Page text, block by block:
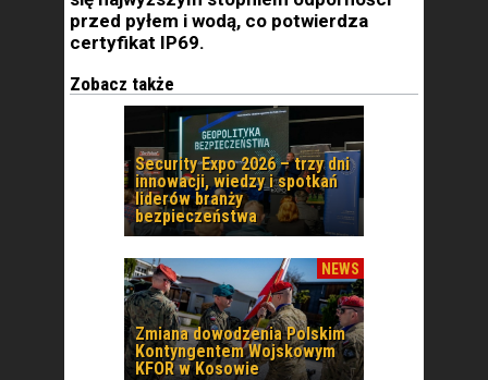
przed pyłem i wodą, co potwierdza
certyfikat IP69.
Zobacz także
Security Expo 2026 – trzy dni
innowacji, wiedzy i spotkań
liderów branży
bezpieczeństwa
NEWS
Zmiana dowodzenia Polskim
Kontyngentem Wojskowym
KFOR w Kosowie